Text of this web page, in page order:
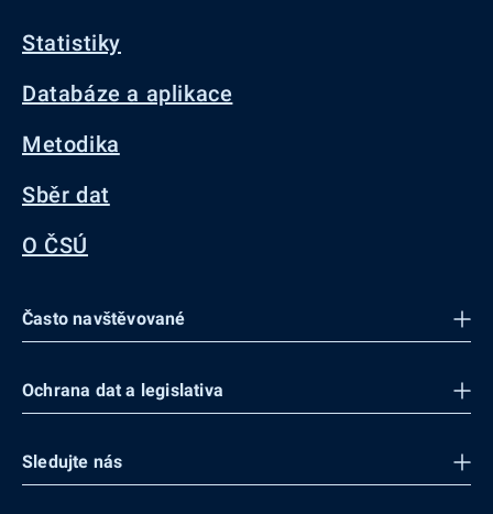
Statistiky
Databáze a aplikace
Metodika
Sběr dat
O ČSÚ
Často navštěvované
Ochrana dat a legislativa
Sledujte nás